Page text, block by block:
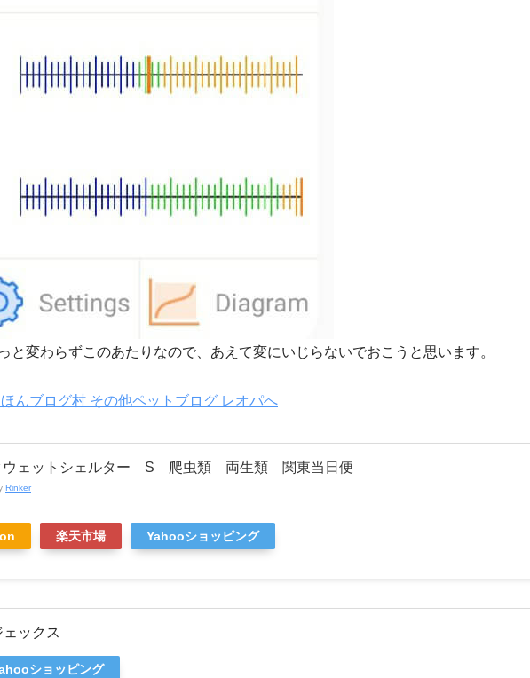
と変わらずこのあたりなので、あえて変にいじらないでおこうと思います。
ウェットシェルター S 爬虫類 両生類 関東当日便
Rinker
楽天市場 Yahooショッピング
ックス
ショッピング